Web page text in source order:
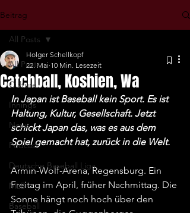
Beitrag
All Posts
Culture
Innings
News
Podcast
Deutsche Baseball Liga
MLB
Baseball
All Posts
Catchball, Koshien, Wa
Holger Schellkopf
22. Mai 10 Min. Lesezeit
In Japan ist Baseball kein Sport. Es ist
Haltung, Kultur, Gesellschaft. Jetzt
schickt Japan das, was es aus dem
Spiel gemacht hat, zurück in die Welt.
Armin-Wolf-Arena, Regensburg. Ein
Freitag im April, früher Nachmittag. Die
Sonne hängt noch hoch über den